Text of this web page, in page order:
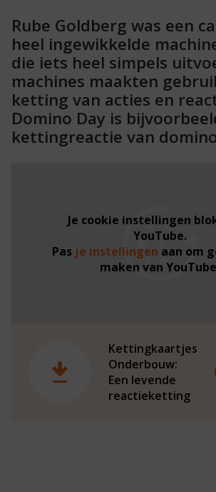
Rube Goldberg was een
heel ingewikkelde
die iets heel simpels
machines maakten
ketting van acties en
Domino Day is
kettingreactie van
Je cookie instellingen
YouTube.
Pas je instellingen aan om
maken van
Kettingkaartjes
Onderbouw:
Een levende
reactieketting